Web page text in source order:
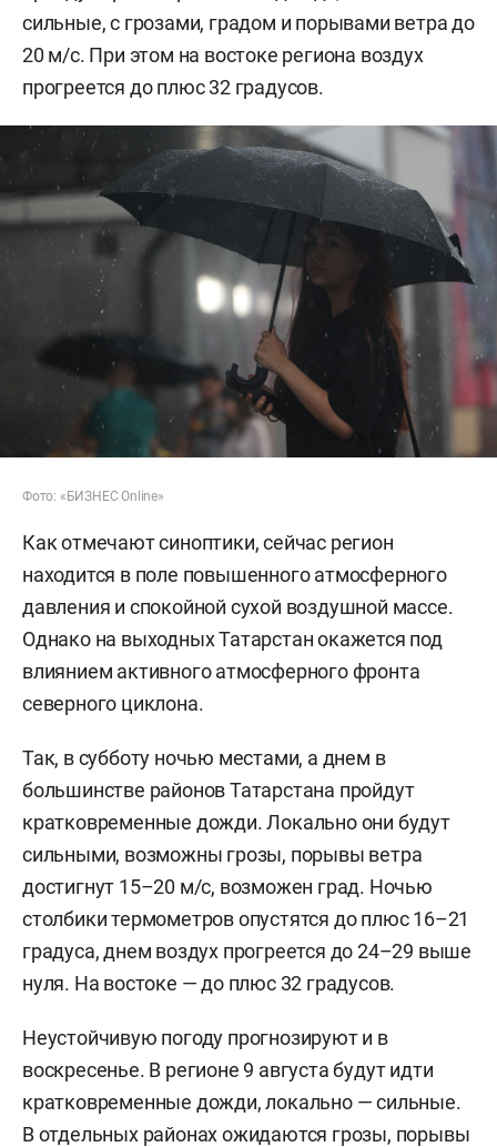
сильные, с грозами, градом и порывами ветра до
20 м/с. При этом на востоке региона воздух
прогреется до плюс 32 градусов.
Фото: «БИЗНЕС Online»
Как отмечают синоптики, сейчас регион
находится в поле повышенного атмосферного
давления и спокойной сухой воздушной массе.
Однако на выходных Татарстан окажется под
влиянием активного атмосферного фронта
северного циклона.
Так, в субботу ночью местами, а днем в
большинстве районов Татарстана пройдут
кратковременные дожди. Локально они будут
сильными, возможны грозы, порывы ветра
достигнут 15–20 м/с, возможен град. Ночью
столбики термометров опустятся до плюс 16–21
градуса, днем воздух прогреется до 24–29 выше
нуля. На востоке — до плюс 32 градусов.
Неустойчивую погоду прогнозируют и в
воскресенье. В регионе 9 августа будут идти
кратковременные дожди, локально — сильные.
В отдельных районах ожидаются грозы, порывы